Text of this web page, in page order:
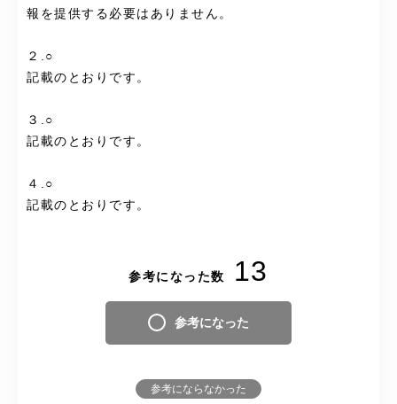
報を提供する必要はありません。
２.○
記載のとおりです。
３.○
記載のとおりです。
４.○
記載のとおりです。
参考になった数 13
参考になった
参考にならなかった